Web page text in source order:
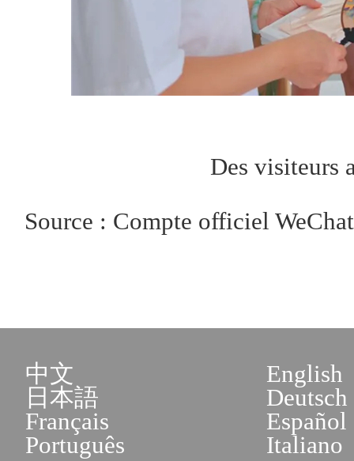
Des visiteurs
Source : Compte officiel
中文
English
日本語
Deutsch
Français
Español
Português
Italiano